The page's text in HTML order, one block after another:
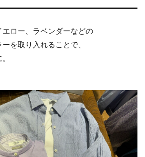
ロー、ラベンダーなどの
を取り入れることで、